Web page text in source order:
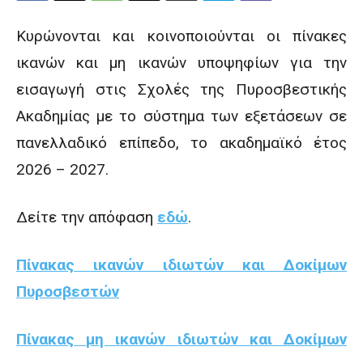
Κυρώνονται και κοινοποιούνται οι πίνακες
ικανών και μη ικανών υποψηφίων για την
εισαγωγή στις Σχολές της Πυροσβεστικής
Ακαδημίας με το σύστημα των εξετάσεων σε
πανελλαδικό επίπεδο, το ακαδημαϊκό έτος
2026 – 2027.
Δείτε την απόφαση εδώ.
Πίνακας ικανών ιδιωτών και Δοκίμων
Πυροσβεστών
Πίνακας μη ικανών ιδιωτών και Δοκίμων